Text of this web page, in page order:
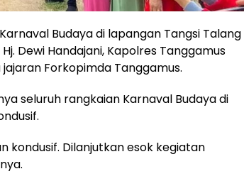
Budaya di lapangan Tangsi Talang
Dewi Handajani, Kapolres Tanggamus
jajaran Forkopimda Tanggamus.
seluruh rangkaian Karnaval Budaya di
kondusif. Dilanjutkan esok kegiatan